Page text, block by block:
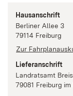
Hausanschrift
Berliner Allee 3
79114 Freiburg
Zur
Lieferanschrift
Landratsamt
79081 Freiburg im